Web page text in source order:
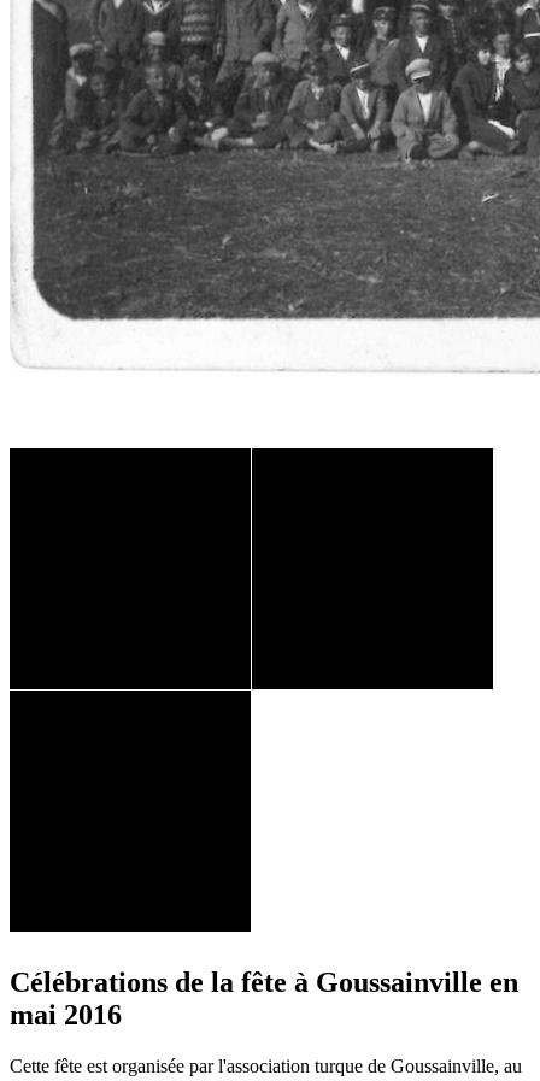
Célébrations de la fête à Goussainville en
mai 2016
Cette fête est organisée par l'association turque de Goussainville, au